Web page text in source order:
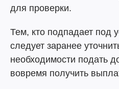
для проверки.
Тем, кто подпадает под
следует заранее
необходимости подать
вовремя получить